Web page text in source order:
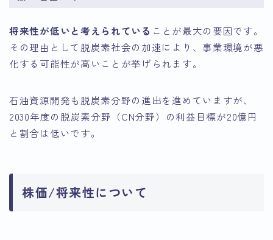
将来性が低いと考えられている ことが最大の要因です。
その理由として脱炭素社会の加速により、事業環境が悪
化する可能性が高いことが挙げられます。
石油資源開発も脱炭素分野の進出を進めていますが、
2030年度の脱炭素分野（CN分野）の利益目標が20億円
と割合は低いです。
株価/将来性について